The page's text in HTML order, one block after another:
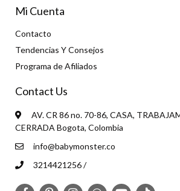
Mi Cuenta
Contacto
Tendencias Y Consejos
Programa de Afiliados
Contact Us
AV. CR 86 no. 70-86, CASA,
CERRADA Bogota, Colombia
info@babymonster.co
3214421256 /